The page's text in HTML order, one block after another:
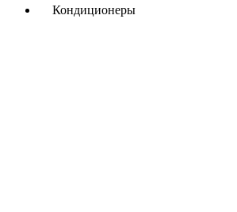
Кондиционеры